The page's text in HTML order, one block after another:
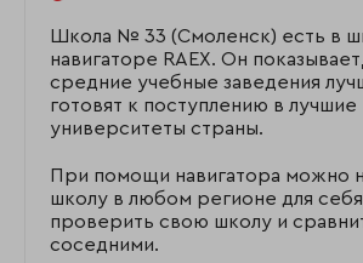
Школа № 33 (Смоленск) есть в
навигаторе RAEX. Он
средние учебные заведения
готовят к поступлению в лучшие
университеты страны.
При помощи навигатора можно
школу в любом регионе для себя
проверить свою школу и
соседними.